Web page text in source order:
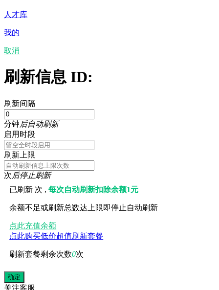
人才库
我的
取消
刷新信息 ID:
刷新间隔
分钟后自动刷新
启用时段
刷新上限
次后停止刷新
已刷新 次 ,每次自动刷新扣除余额1元
余额不足或刷新总数达上限即停止自动刷新
点此充值余额
点此购买低价超值刷新套餐
刷新套餐剩余次数0次
关注客服